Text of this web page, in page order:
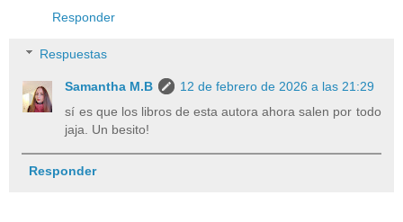
Responder
Respuestas
Samantha M.B
12 de febrero de 2026 a las 21:29
sí es que los libros de esta autora ahora salen por todo
jaja. Un besito!
Responder